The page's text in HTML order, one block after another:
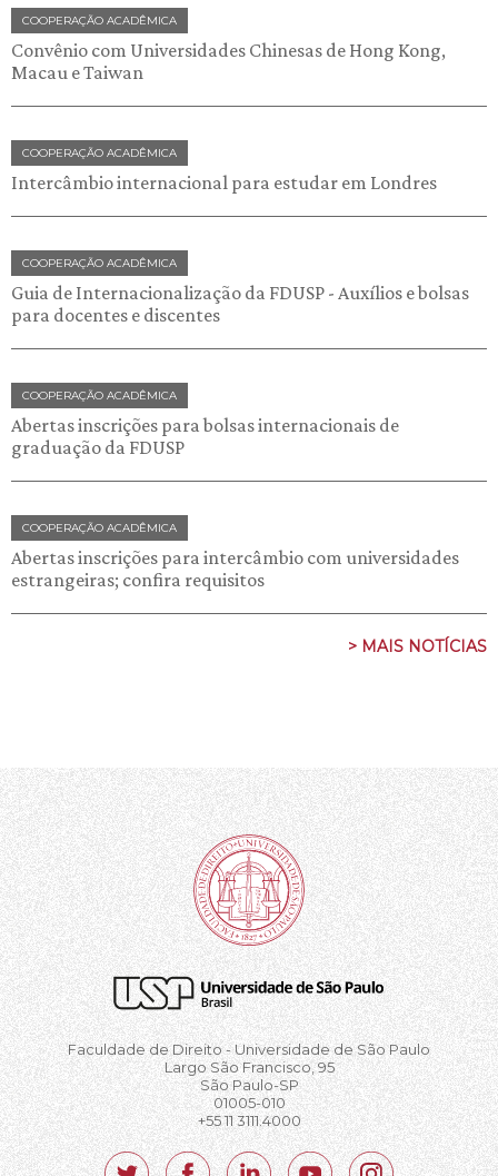
COOPERAÇÃO ACADÊMICA
Convênio com Universidades Chinesas de Hong Kong,
Macau e Taiwan
COOPERAÇÃO ACADÊMICA
Intercâmbio internacional para estudar em Londres
COOPERAÇÃO ACADÊMICA
Guia de Internacionalização da FDUSP - Auxílios e bolsas
para docentes e discentes
COOPERAÇÃO ACADÊMICA
Abertas inscrições para bolsas internacionais de
graduação da FDUSP
COOPERAÇÃO ACADÊMICA
Abertas inscrições para intercâmbio com universidades
estrangeiras; confira requisitos
> MAIS NOTÍCIAS
Faculdade de Direito - Universidade de São Paulo
Largo São Francisco, 95
São Paulo-SP
01005-010
+55 11 3111.4000